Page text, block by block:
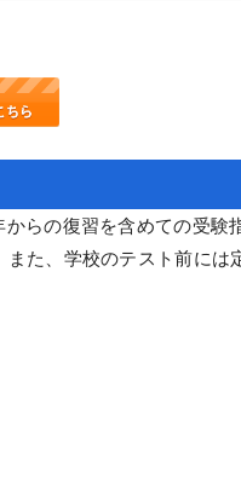
らの復習を含めての受験
た、学校のテスト前には